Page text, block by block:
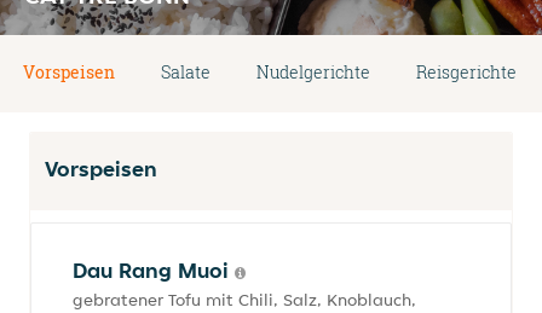
Vorspeisen Salate Nudelgerichte Reisgerichte
Vorspeisen
Dau Rang Muoi
gebratener Tofu mit Chili, Salz, Knoblauch,